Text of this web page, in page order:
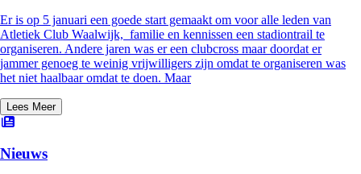
Er is op 5 januari een goede start gemaakt om voor alle leden van
Atletiek Club Waalwijk, familie en kennissen een stadiontrail te
organiseren. Andere jaren was er een clubcross maar doordat er
jammer genoeg te weinig vrijwilligers zijn omdat te organiseren was
het niet haalbaar omdat te doen. Maar
Lees Meer
Nieuws